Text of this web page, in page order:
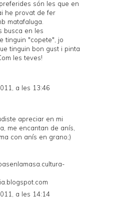
són les que en
he provat de fer
matafaluga.
busca en les
tinguin "copete", jo
tinguin bon gust i pinta
les teves!
a les 13:46
apreciar en mi
me encantan de anís,
con anís en grano;)
a les 14:14